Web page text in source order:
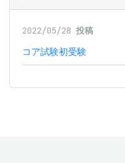
2022/05/28 投稿
コア試験初受験